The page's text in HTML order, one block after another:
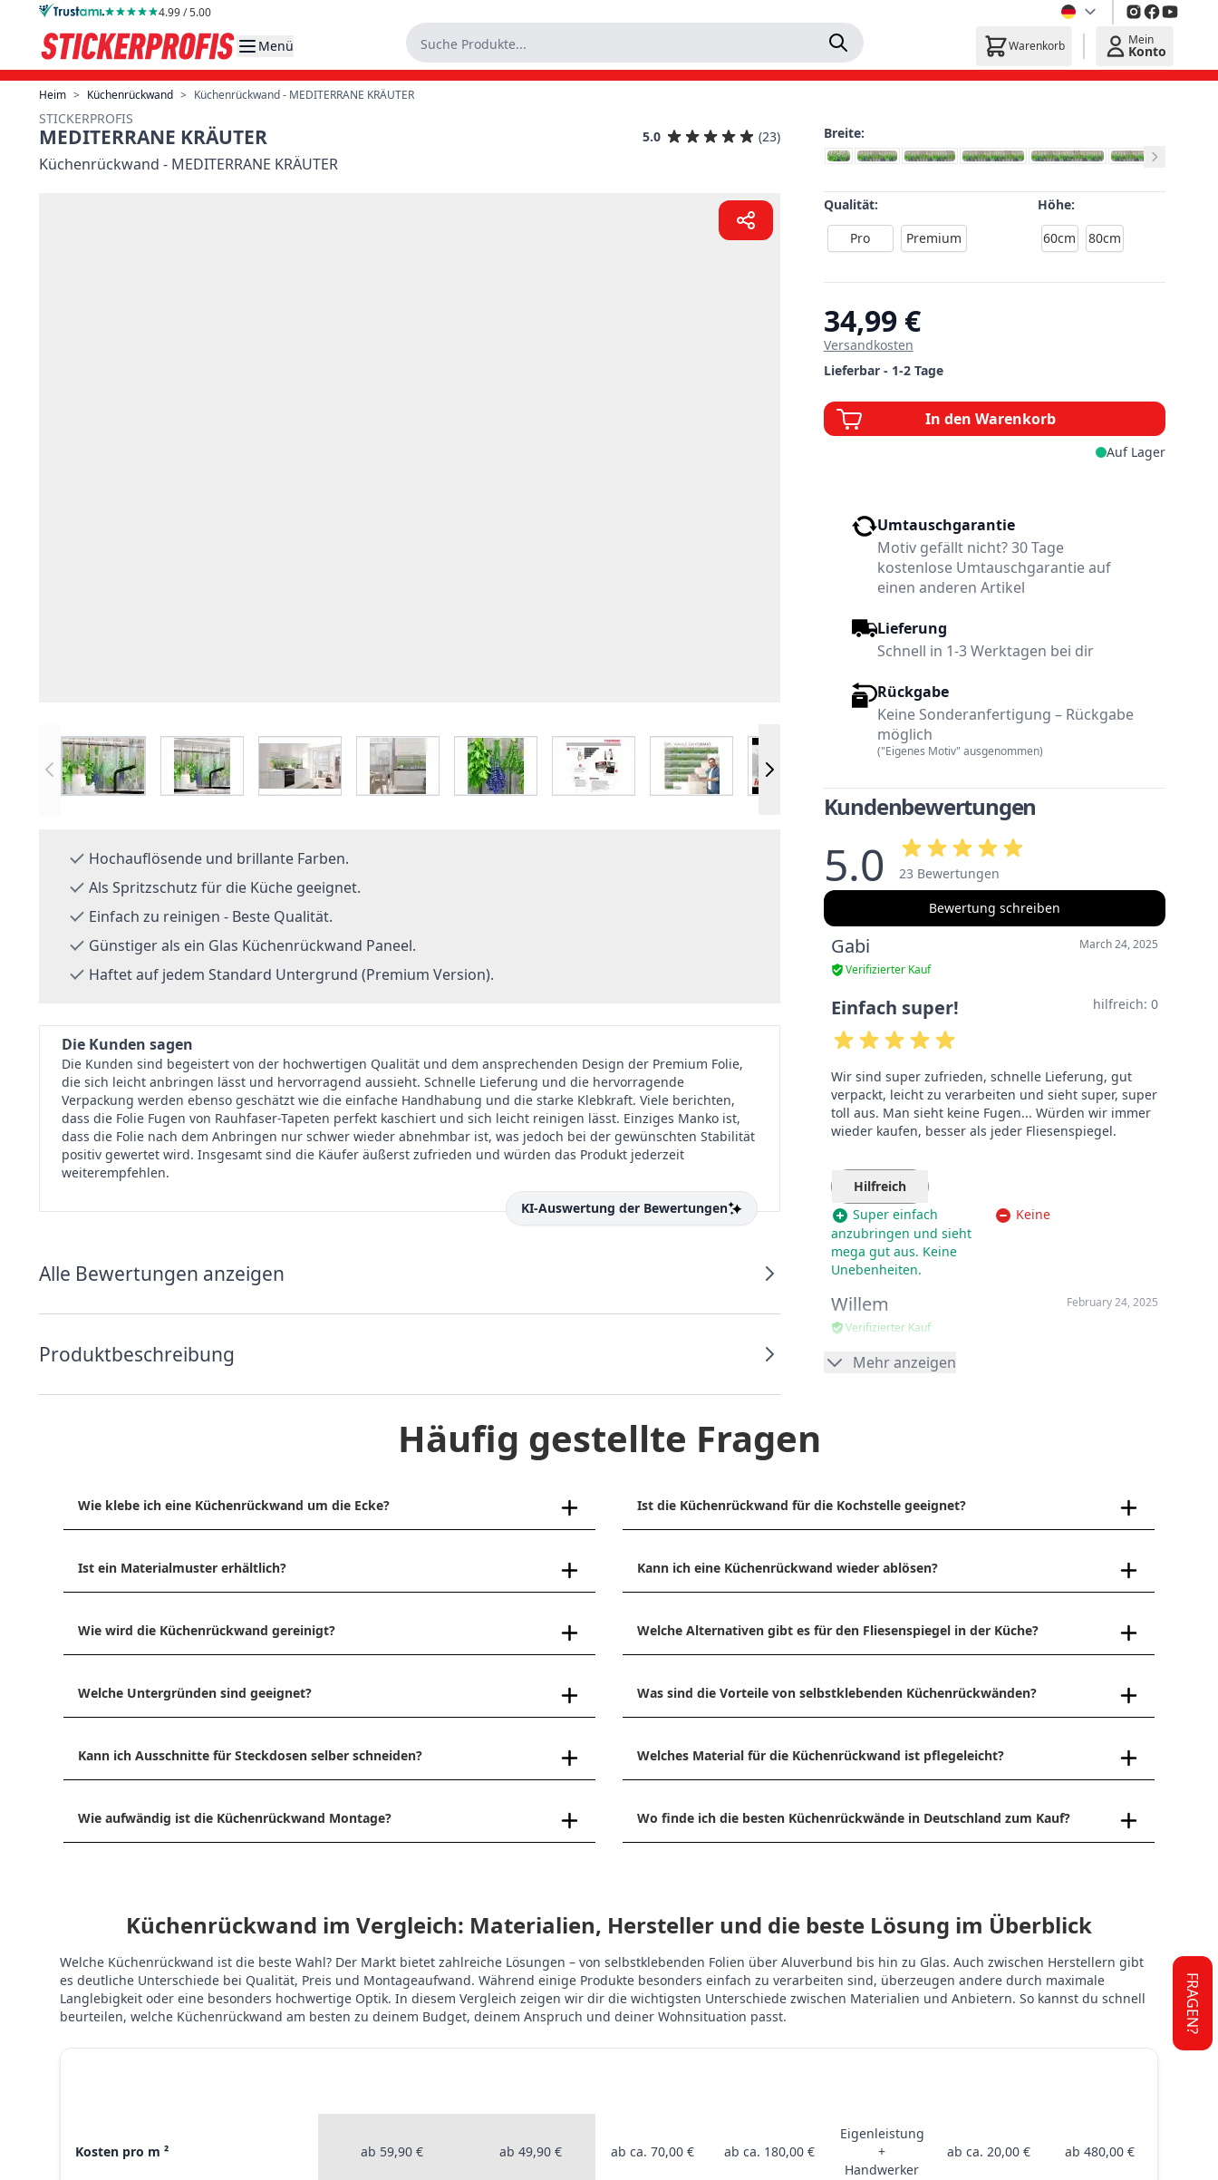
Direkt zum Inhalt 4.99 / 5.00
Menü Mein
Konto
Warenkorb
Heim > Küchenrückwand > Küchenrückwand - MEDITERRANE KRÄUTER
STICKERPROFIS
MEDITERRANE KRÄUTER 5.0 (23)
Küchenrückwand - MEDITERRANE KRÄUTER
View larger imageView larger imageView larger image View larger imageView larger imageView larger imageView larger image View larger imageView larger image
Hochauflösende und brillante Farben.
Als Spritzschutz für die Küche geeignet.
Einfach zu reinigen - Beste Qualität.
Günstiger als ein Glas Küchenrückwand Paneel.
Haftet auf jedem Standard Untergrund (Premium Version).
Die Kunden sagen
Die Kunden sind begeistert von der hochwertigen Qualität und dem ansprechenden Design der Premium Folie,
die sich leicht anbringen lässt und hervorragend aussieht. Schnelle Lieferung und die hervorragende
Verpackung werden ebenso geschätzt wie die einfache Handhabung und die starke Klebkraft. Viele berichten,
dass die Folie Fugen von Rauhfaser-Tapeten perfekt kaschiert und sich leicht reinigen lässt. Einziges Manko ist,
dass die Folie nach dem Anbringen nur schwer wieder abnehmbar ist, was jedoch bei der gewünschten Stabilität
positiv gewertet wird. Insgesamt sind die Käufer äußerst zufrieden und würden das Produkt jederzeit
weiterempfehlen.
KI-Auswertung der Bewertungen
Alle Bewertungen anzeigen
Produktbeschreibung
Breite:
Qualität:
Pro
Premium
Höhe:
60cm
80cm
34,99 €
Versandkosten
Lieferbar - 1-2 Tage
In den Warenkorb
Auf Lager
Umtauschgarantie
Motiv gefällt nicht? 30 Tage
kostenlose Umtauschgarantie auf
einen anderen Artikel
Lieferung
Schnell in 1-3 Werktagen bei dir
Rückgabe
Keine Sonderanfertigung – Rückgabe
möglich
("Eigenes Motiv" ausgenommen)
Kundenbewertungen
5.0
23 Bewertungen
Bewertung schreiben
Gabi
Verifizierter Kauf
March 24, 2025
Einfach super! hilfreich: 0
Wir sind super zufrieden, schnelle Lieferung, gut
verpackt, leicht zu verarbeiten und sieht super, super
toll aus. Man sieht keine Fugen... Würden wir immer
wieder kaufen, besser als jeder Fliesenspiegel.
Hilfreich
Super einfach
anzubringen und sieht
mega gut aus. Keine
Unebenheiten.
Keine
Willem
Verifizierter Kauf
February 24, 2025
Tolles Produkt
Hilfreich
Mehr anzeigen
Häufig gestellte Fragen
Wie klebe ich eine Küchenrückwand um die Ecke?
Ist ein Materialmuster erhältlich?
Wie wird die Küchenrückwand gereinigt?
Welche Untergründen sind geeignet?
Kann ich Ausschnitte für Steckdosen selber schneiden?
Wie aufwändig ist die Küchenrückwand Montage?
Ist die Küchenrückwand für die Kochstelle geeignet?
Kann ich eine Küchenrückwand wieder ablösen?
Welche Alternativen gibt es für den Fliesenspiegel in der Küche?
Was sind die Vorteile von selbstklebenden Küchenrückwänden?
Welches Material für die Küchenrückwand ist pflegeleicht?
Wo finde ich die besten Küchenrückwände in Deutschland zum Kauf?
Küchenrückwand im Vergleich: Materialien, Hersteller und die beste Lösung im Überblick
Welche Küchenrückwand ist die beste Wahl? Der Markt bietet zahlreiche Lösungen – von selbstklebenden Folien über Aluverbund bis hin zu Glas. Auch zwischen Herstellern gibt
es deutliche Unterschiede bei Qualität, Preis und Montageaufwand. Während einige Produkte besonders einfach zu verarbeiten sind, überzeugen andere durch maximale
Langlebigkeit oder eine besonders hochwertige Optik. In diesem Vergleich zeigen wir dir die wichtigsten Unterschiede zwischen Materialien und Anbietern. So kannst du schnell
beurteilen, welche Küchenrückwand am besten zu deinem Budget, deinem Anspruch und deiner Wohnsituation passt.
Kosten pro m ² ab 59,90 € ab 49,90 € ab ca. 70,00 € ab ca. 180,00 €
Eigenleistung
+
Handwerker
ab ca. 20,00 € ab 480,00 €
FRAGEN?